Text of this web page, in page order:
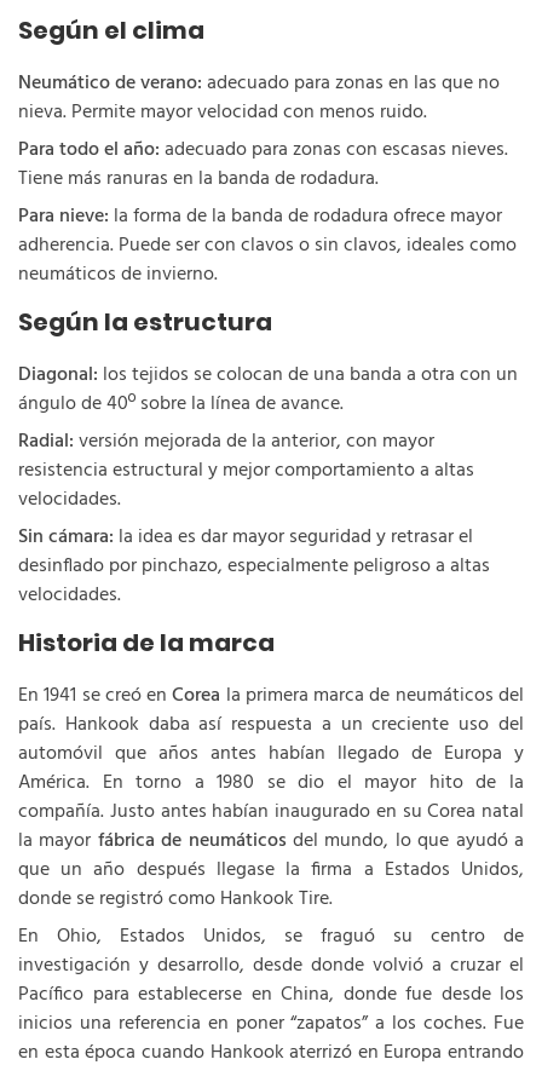
Según el clima
Neumático de verano:adecuado para zonas en las que no
nieva. Permite mayor velocidad con menos ruido.
Para todo el año:adecuado para zonas con escasas nieves.
Tiene más ranuras en la banda de rodadura.
Para nieve: la forma de la banda de rodadura ofrece mayor
adherencia. Puede ser con clavos o sin clavos, ideales como
neumáticos de invierno.
Según la estructura
Diagonal: los tejidos se colocan de una banda a otra con un
ángulo de 40º sobre la línea de avance.
Radial:versión mejorada de la anterior, con mayor
resistencia estructural y mejor comportamiento a altas
velocidades.
Sin cámara: la idea es dar mayor seguridad y retrasar el
desinflado por pinchazo, especialmente peligroso a altas
velocidades.
Historia de la marca
En 1941 se creó enCorea la primera marca de neumáticos del
país. Hankook daba así respuesta a un creciente uso del
automóvil que años antes habían llegado de Europa y
América. En torno a 1980 se dio el mayor hito de la
compañía. Justo antes habían inaugurado en su Corea natal
la mayor fábrica de neumáticos del mundo, lo que ayudó a
que un año después llegase la firma a Estados Unidos,
donde se registró como Hankook Tire.
En Ohio, Estados Unidos, se fraguó su centro de
investigación y desarrollo, desde donde volvió a cruzar el
Pacífico para establecerse en China, donde fue desde los
inicios una referencia en poner “zapatos” a los coches. Fue
en esta época cuando Hankook aterrizó en Europa entrando